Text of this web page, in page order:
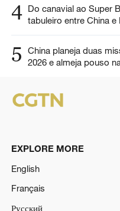
4 Do canavial ao Super
tabuleiro entre China e
5
China planeja duas
2026 e almeja pouso
EXPLORE MORE
English
Français
Русский